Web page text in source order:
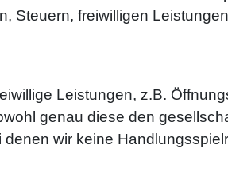
Steuern, freiwilligen
Leistungen, z.B.
genau diese den
wir keine